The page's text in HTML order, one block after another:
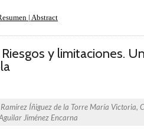
| Abstract
y limitaciones.
Íñiguez de la Torre María Victoria,
Jiménez Encarna